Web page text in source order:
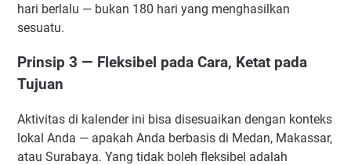
Kesimpulan: 180 Hari adalah Komitmen, Bukan Janji
FAQ — 10 Pertanyaan yang Sering Diajukan
1. Apakah Saya Harus Mengikuti Kalender Ini Secara
Ketat atau Boleh Menyesuaikan?
3. Berapa Jumlah Investor yang Ideal untuk Dihubungi
Secara Bersamaan?
hari berlalu — bukan 180 hari yang menghasilkan
sesuatu.
Prinsip 3 — Fleksibel pada Cara, Ketat pada
Tujuan
Aktivitas di kalender ini bisa disesuaikan dengan konteks
lokal Anda — apakah Anda berbasis di Medan, Makassar,
atau Surabaya. Yang tidak boleh fleksibel adalah